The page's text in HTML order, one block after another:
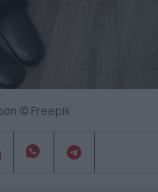
© Freepik